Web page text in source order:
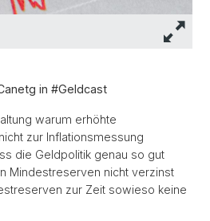
in #Geldcast
warum erhöhte
zur Inflationsmessung
die Geldpolitik genau so gut
Mindestreserven nicht verzinst
zur Zeit sowieso keine